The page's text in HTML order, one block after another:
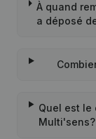
À quand
a déposé
Quel est
Multi'sens?